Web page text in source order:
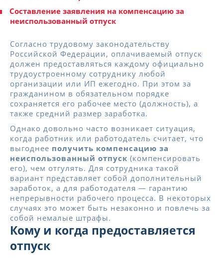
Составление заявления на компенсацию за
неиспользованный отпуск
Согласно трудовому законодательству
Российской Федерации, оплачиваемый отпуск
должен предоставляться каждому официально
трудоустроенному сотруднику любой
организации или ИП ежегодно. При этом за
гражданином в обязательном порядке
сохраняется его рабочее место (должность), а
также средний размер заработка.
Однако довольно часто возникает ситуация,
когда работник или работодатель считает, что
выгоднее получить компенсацию за
неиспользованный отпуск (компенсировать
его), чем отгулять. Для сотрудника такой
вариант представляет собой дополнительный
заработок, а для работодателя — гарантию
непрерывности рабочего процесса. В некоторых
случаях это может быть незаконно и повлечь за
собой немалые штрафы.
Кому и когда предоставляется
отпуск